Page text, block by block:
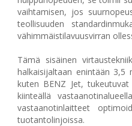
vaihtamisen, jos
teollisuuden
vähimmäistilavuusvirran
Tämä sisäinen
halkaisijaltaan enintään 3,5
kuten BENZ Jet,
kiinteällä
vastaanotinlaitteet
tuotantolinjoissa.